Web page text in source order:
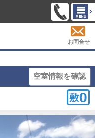
お問合せ
空室情報を確認